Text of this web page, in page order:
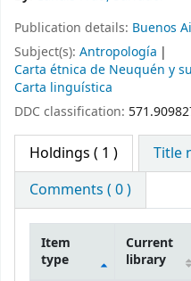
Publication details: Buenos
Subject(s): Antropología
Carta étnica de Neuquén y
Carta linguística
DDC classification:
Holdings ( 1 )
Title
Comments ( 0 )
Item
type
Current
library